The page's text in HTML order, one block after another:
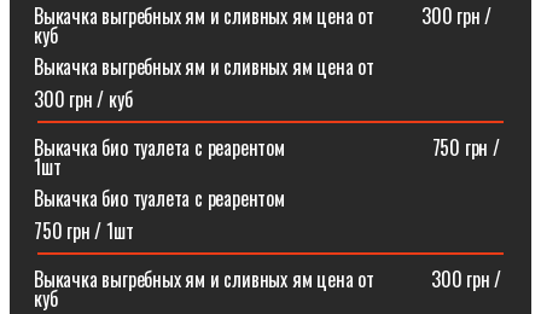
Выкачка выгребных ям и сливных ям цена от ⠀⠀⠀300 грн /
куб
Выкачка выгребных ям и сливных ям цена от
300 грн / куб
Выкачка био туалета с реарентом ⠀⠀⠀⠀⠀⠀⠀⠀⠀⠀750 грн /
1шт
Выкачка био туалета с реарентом
750 грн / 1шт
Выкачка выгребных ям и сливных ям цена от⠀⠀⠀⠀300 грн /
куб